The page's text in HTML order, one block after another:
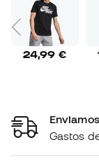
24,99 €
Gastos